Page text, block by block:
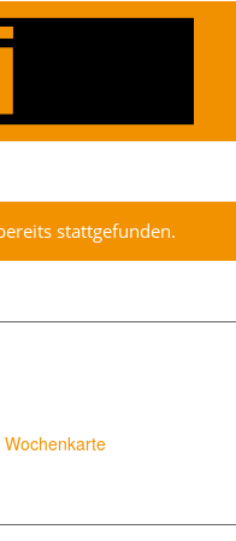
stattgefunden.
Wochenkarte